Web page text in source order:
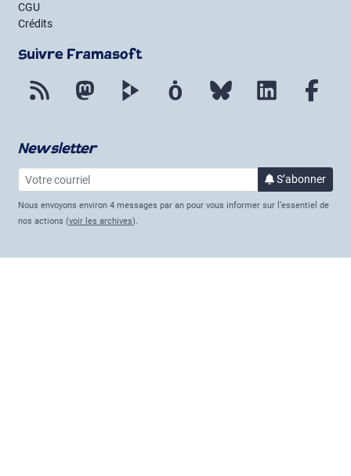
CGU
Crédits
Suivre Framasoft
Flux RSS Mastodon PeerTube Mobilizon Bluesky LinkedIn
Newsletter
Votre courriel S’abonnerà la
Nous envoyons environ 4 messages par an pour vous informer sur l’essentiel de
nos actions (voir les archives).